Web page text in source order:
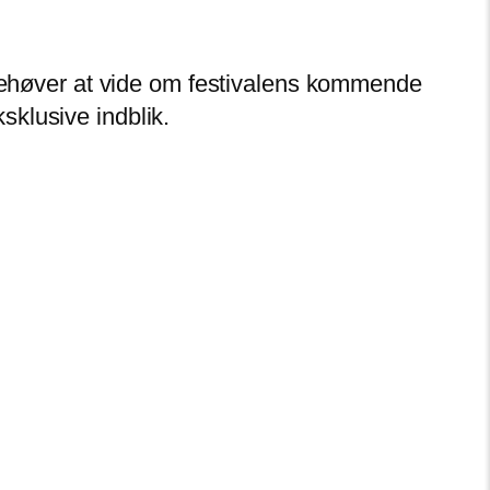
at vide om festivalens kommende
indblik.